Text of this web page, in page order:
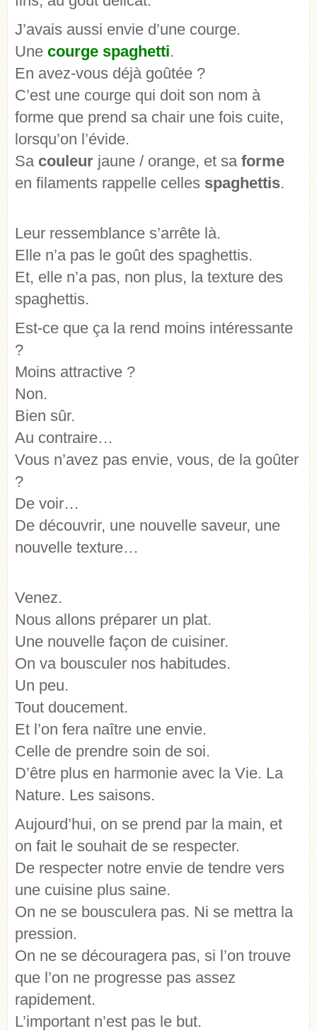
J’avais aussi envie d’une courge.
Une courge spaghetti.
En avez-vous déjà goûtée ?
C’est une courge qui doit son nom à
forme que prend sa chair une fois cuite,
lorsqu’on l’évide.
Sa couleur jaune / orange, et sa forme
en filaments rappelle celles spaghettis.
Leur ressemblance s’arrête là.
Elle n’a pas le goût des spaghettis.
Et, elle n’a pas, non plus, la texture des
spaghettis.
Est-ce que ça la rend moins intéressante
?
Moins attractive ?
Non.
Bien sûr.
Au contraire…
Vous n’avez pas envie, vous, de la goûter
?
De voir…
De découvrir, une nouvelle saveur, une
nouvelle texture…
Venez.
Nous allons préparer un plat.
Une nouvelle façon de cuisiner.
On va bousculer nos habitudes.
Un peu.
Tout doucement.
Et l’on fera naître une envie.
Celle de prendre soin de soi.
D’être plus en harmonie avec la Vie. La
Nature. Les saisons.
Aujourd’hui, on se prend par la main, et
on fait le souhait de se respecter.
De respecter notre envie de tendre vers
une cuisine plus saine.
On ne se bousculera pas. Ni se mettra la
pression.
On ne se découragera pas, si l’on trouve
que l’on ne progresse pas assez
rapidement.
L’important n’est pas le but.